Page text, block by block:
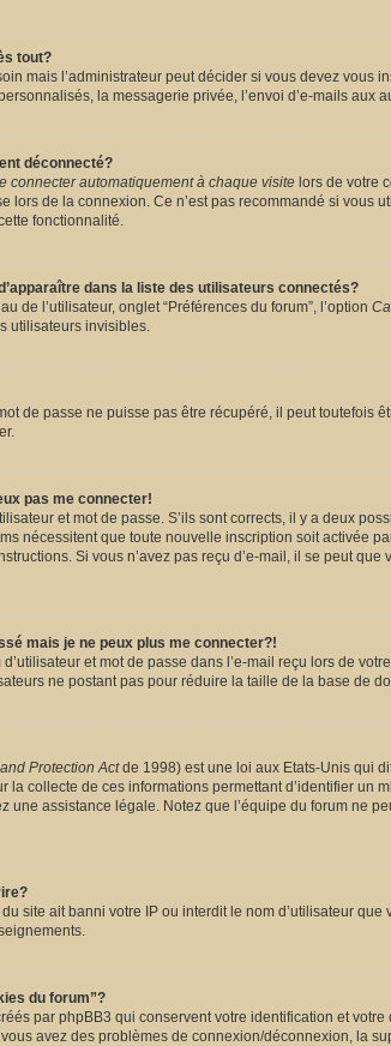
tout?
mais l’administrateur peut décider si vous devez
la messagerie privée, l’envoi d’e-mails aux
déconnecté?
connecter automatiquement à chaque visite lors de votre
lors de la connexion. Ce n’est pas recommandé si
fonctionnalité.
dans la liste des utilisateurs connectés?
de l’utilisateur, onglet “Préférences du forum”, l’option
utilisateurs invisibles.
de passe ne puisse pas être récupéré, il peut toutefois
pas me connecter!
et mot de passe. S’ils sont corrects, il y a deux
nécessitent que toute nouvelle inscription soit activée
Si vous n’avez pas reçu d’e-mail, il se peut
mais je ne peux plus me connecter?!
et mot de passe dans l’e-mail reçu lors de
ne postant pas pour réduire la taille de la base de
Protection Actde 1998) est une loi aux Etats-Unis qui
la collecte de ces informations permettant d’identifier
une assistance légale. Notez que l’équipe du forum ne
du site ait banni votre IP ou interdit le nom d’utilisateur
du forum”?
par phpBB3 qui conservent votre identification et
avez des problèmes de connexion/déconnexion, la